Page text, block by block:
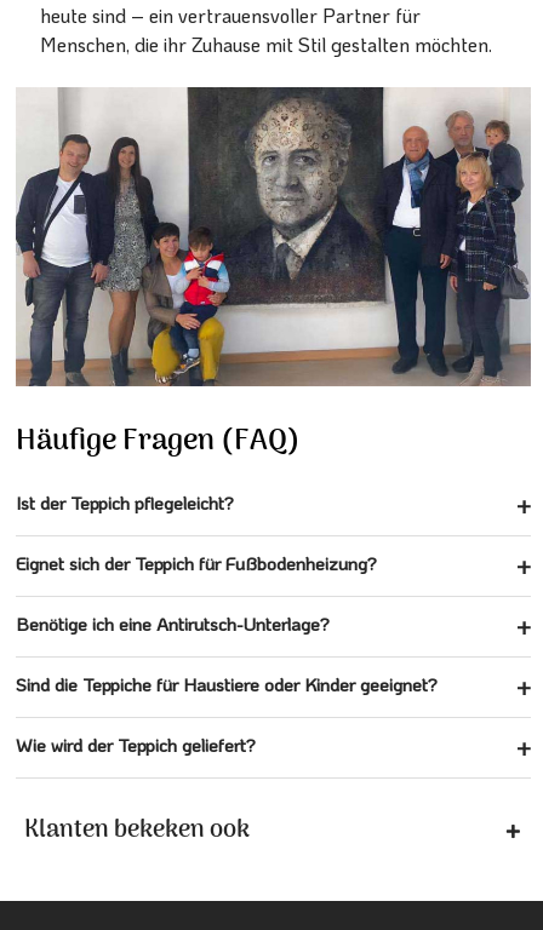
heute sind – ein vertrauensvoller Partner für
Menschen, die ihr Zuhause mit Stil gestalten möchten.
Häufige Fragen (FAQ)
Ist der Teppich pflegeleicht?
Eignet sich der Teppich für Fußbodenheizung?
Benötige ich eine Antirutsch-Unterlage?
Sind die Teppiche für Haustiere oder Kinder geeignet?
Wie wird der Teppich geliefert?
Klanten bekeken ook